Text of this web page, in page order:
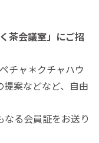
く茶会議室」にご招
チャ＊クチャハウ
案などなど、自由
なる会員証をお送り